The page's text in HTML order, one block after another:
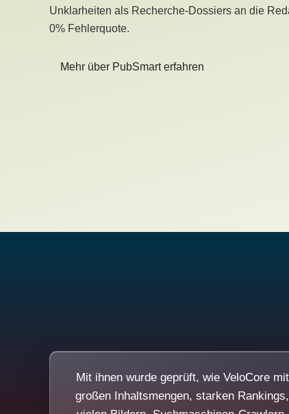
Unklarheiten als Recherche-Dossiers an die
0% Fehlerquote.
Mehr über PubSmart erfahren
Mit ihnen wurde geprüft, wie VeloCore mit
großen Inhaltsmengen, starken Rankings,